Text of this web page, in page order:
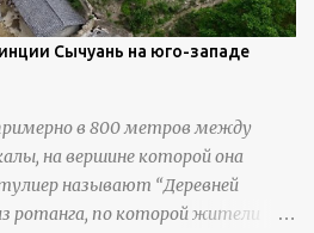
Сычуань на юго-западе
в 800 метров между
на вершине которой она
называют “Деревней
ротанга, по которой жители